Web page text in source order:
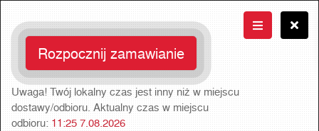
Rozpocznij zamawianie
Uwaga! Twój lokalny czas jest inny niż w miejscu
dostawy/odbioru. Aktualny czas w miejscu
odbioru: 11:25 7.08.2026